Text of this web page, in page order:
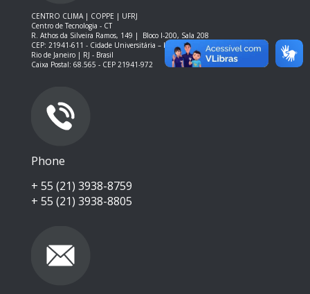
CENTRO CLIMA | COPPE | UFRJ
Centro de Tecnologia - CT
R. Athos da Silveira Ramos, 149 |
Bloco I-200, Sala 208
CEP: 21941-611 - Cidade Universitária – Ilha do Fundão – RJ
Rio de Janeiro | RJ - Brasil
Caixa Postal: 68.565 - CEP 21941-972
Phone
+ 55 (21) 3938-8759
+ 55 (21) 3938-8805